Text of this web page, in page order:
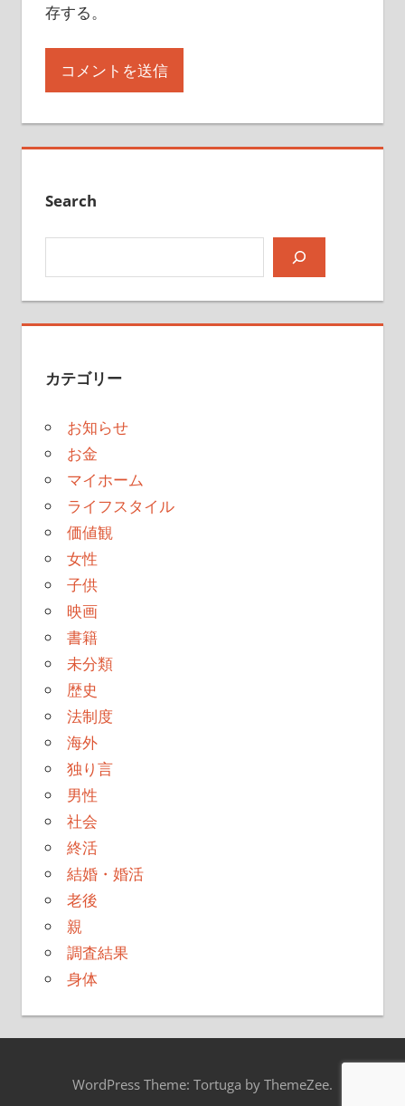
存する。
Search
カテゴリー
お知らせ
お金
マイホーム
ライフスタイル
価値観
女性
子供
映画
書籍
未分類
歴史
法制度
海外
独り言
男性
社会
終活
結婚・婚活
老後
親
調査結果
身体
WordPress Theme: Tortuga by ThemeZee.